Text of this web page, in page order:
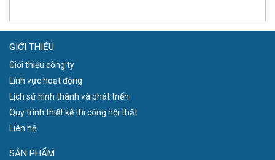
GIỚI THIỆU
Giới thiệu công ty
Lĩnh vực hoạt động
Lịch sử hình thành và phát triển
Quy trình thiết kế thi công nội thất
Liên hệ
SẢN PHẨM